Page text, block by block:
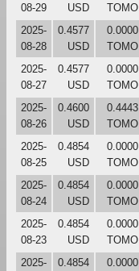
08-29
USD
TOMO
2025-
08-28
0.4577
USD
0.0000
TOMO
2025-
08-27
0.4577
USD
0.0000
TOMO
2025-
08-26
0.4600
USD
0.4443
TOMO
2025-
08-25
0.4854
USD
0.0000
TOMO
2025-
08-24
0.4854
USD
0.0000
TOMO
2025-
08-23
0.4854
USD
0.0000
TOMO
2025-
0.4854
0.0000